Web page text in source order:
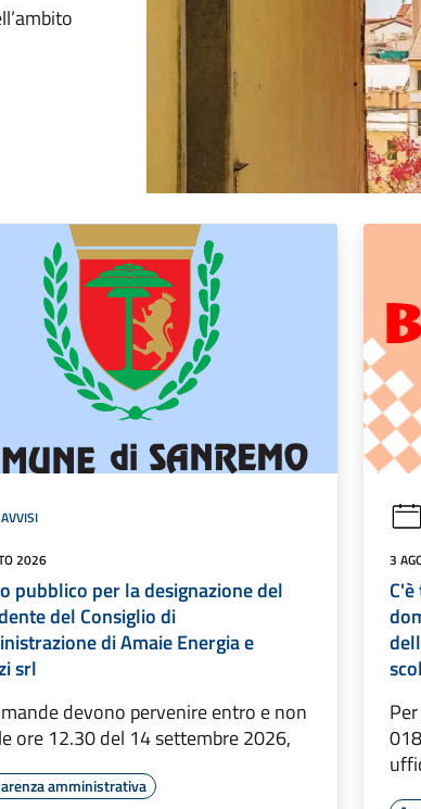
AVVISI
2026
pubblico per la designazione del
del Consiglio di
di Amaie Energia e
srl
devono pervenire entro e non
ore 12.30 del 14 settembre 2026,
amministrativa
3